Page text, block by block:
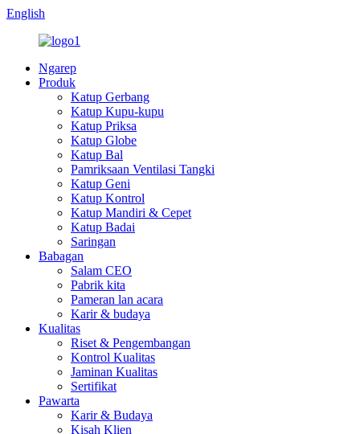
English
Ngarep
Produk
Katup Gerbang
Katup Kupu-kupu
Katup Priksa
Katup Globe
Katup Bal
Pamriksaan Ventilasi Tangki
Katup Geni
Katup Kontrol
Katup Mandiri & Cepet
Katup Badai
Saringan
Babagan
Salam CEO
Pabrik kita
Pameran lan acara
Karir & budaya
Kualitas
Riset & Pengembangan
Kontrol Kualitas
Jaminan Kualitas
Sertifikat
Pawarta
Karir & Budaya
Kisah Klien